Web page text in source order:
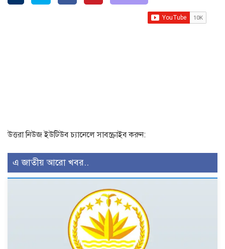
উত্তরা নিউজ ইউটিউব চ্যানেলে সাবস্ক্রাইব করুন:
এ জাতীয় আরো খবর..